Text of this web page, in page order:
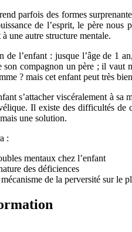
parfois des formes
de l’esprit, le père
une autre structure mentale.
de l’enfant : jusque l’âge de 1
son compagnon un père ; il vaut
? mais cet enfant peut très
s’attacher viscéralement à
Il existe des difficultés
une solution.
:
mentaux chez l’enfant
des déficiences
de la perversité sur le